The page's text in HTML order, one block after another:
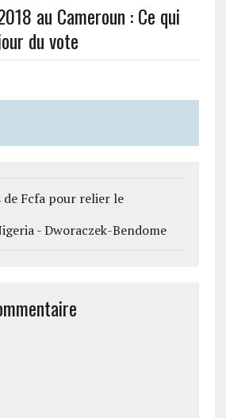
au Cameroun : Ce qui
du vote
Fcfa pour relier le
- Dworaczek-Bendome